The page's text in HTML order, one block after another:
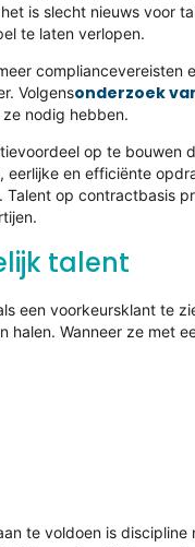
is slecht nieuws voor
te laten verlopen.
compliancevereisten
Volgensonderzoek
nodig hebben.
op te bouwen
en efficiënte
Talent op contractbasis
talent
een voorkeursklant te
Wanneer ze met
te voldoen is discipline